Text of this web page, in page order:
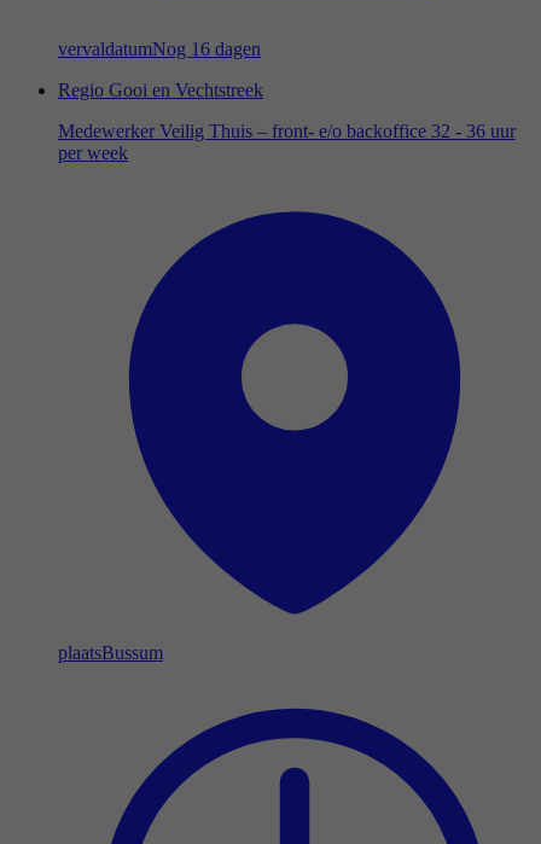
vervaldatumNog 16 dagen
Regio Gooi en Vechtstreek
Medewerker Veilig Thuis – front- e/o backoffice 32 - 36 uur
per week
plaatsBussum